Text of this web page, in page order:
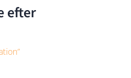
efter